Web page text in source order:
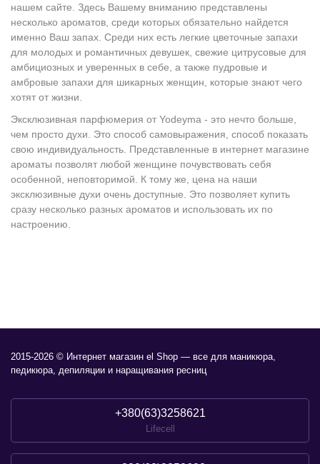
нашем сайте. Здесь Вашему вниманию представлены
несколько ароматов, среди которых обязательно найдется
именно Ваш запах. Среди них есть легкие цветочные запахи
для молодых и романтичных девушек, свежие цитрусовые для
амбициозных и уверенных в себе, а также пудровые и
амбровые запахи для шикарных женщин, которые знают чего
хотят от жизни.
Эксклюзивная парфюмерия от Yodeyma - это нечто больше,
чем просто духи. Это способ самовыражения, способ показать
свою индивидуальность. Представленные в интернет магазине
ароматы позволят любой женщине почувствовать себя
особенной, неповторимой. К тому же, цена на наши
эксклюзивные духи очень доступные. Это позволяет купить
сразу несколько разных ароматов и использовать их по
настроению.
2015-2026 © Интернет магазин el Shop — все для маникюра,
педикюра, депиляции и наращивания ресниц
+380(63)3258621
Lifecell